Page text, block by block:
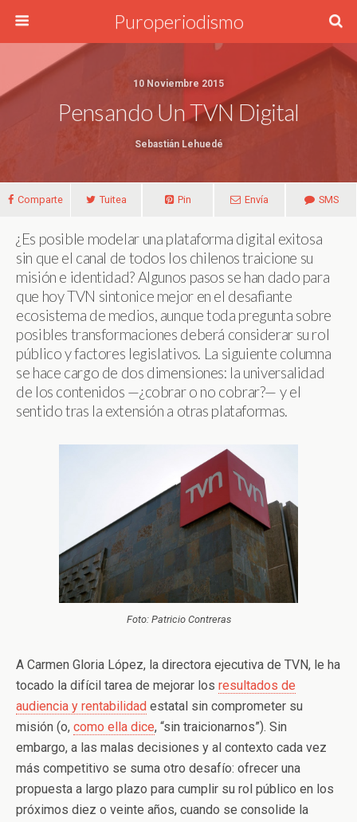
Puroperiodismo
10 Noviembre 2015
Pensando Un TVN Digital
Sebastián Lehuedé
Comparte Tuitea Pin Envía SMS
¿Es posible modelar una plataforma digital exitosa
sin que el canal de todos los chilenos traicione su
misión e identidad? Algunos pasos se han dado para
que hoy TVN sintonice mejor en el desafiante
ecosistema de medios, aunque toda pregunta sobre
posibles transformaciones deberá considerar su rol
público y factores legislativos. La siguiente columna
se hace cargo de dos dimensiones: la universalidad
de los contenidos —¿cobrar o no cobrar?— y el
sentido tras la extensión a otras plataformas.
Foto: Patricio Contreras
A Carmen Gloria López, la directora ejecutiva de TVN, le ha
tocado la difícil tarea de mejorar los resultados de
audiencia y rentabilidad estatal sin comprometer su
misión (o, como ella dice, “sin traicionarnos”). Sin
embargo, a las malas decisiones y al contexto cada vez
más competitivo se suma otro desafío: ofrecer una
propuesta a largo plazo para cumplir su rol público en los
próximos diez o veinte años, cuando se consolide la